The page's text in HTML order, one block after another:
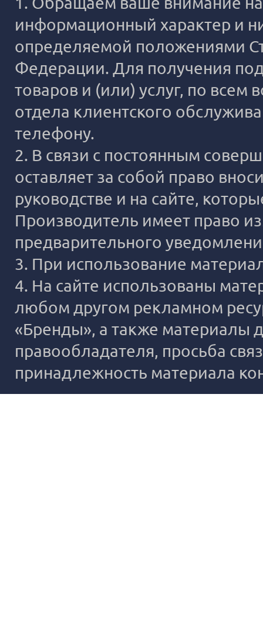
информационный характер и
определяемой положениями
Федерации. Для получения
товаров и (или) услуг, по
отдела клиентского
телефону.
2. В связи с постоянным
оставляет за собой право
руководстве и на сайте,
Производитель имеет право
предварительного
3. При использование
4. На сайте использованы
любом другом рекламном
«Бренды», а также материалы
правообладателя, просьба
принадлежность материала